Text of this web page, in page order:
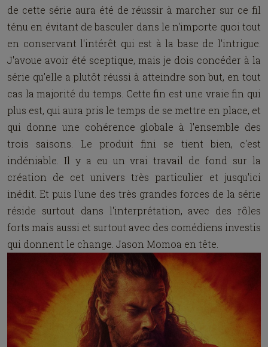
de cette série aura été de réussir à marcher sur ce fil
ténu en évitant de basculer dans le n'importe quoi tout
en conservant l'intérêt qui est à la base de l'intrigue.
J'avoue avoir été sceptique, mais je dois concéder à la
série qu'elle a plutôt réussi à atteindre son but, en tout
cas la majorité du temps. Cette fin est une vraie fin qui
plus est, qui aura pris le temps de se mettre en place, et
qui donne une cohérence globale à l'ensemble des
trois saisons. Le produit fini se tient bien, c'est
indéniable. Il y a eu un vrai travail de fond sur la
création de cet univers très particulier et jusqu'ici
inédit. Et puis l'une des très grandes forces de la série
réside surtout dans l'interprétation, avec des rôles
forts mais aussi et surtout avec des comédiens investis
qui donnent le change. Jason Momoa en tête.